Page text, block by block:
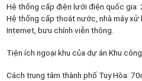
Hệ thống cấp điện lưới điện quốc gia:
Hệ thống cấp thoát nước, nhà máy xử
Internet, bưu chính viễn thông.
Tiện ích ngoại khu của dự án Khu
Cách trung tâm thành phố Tuy Hòa: